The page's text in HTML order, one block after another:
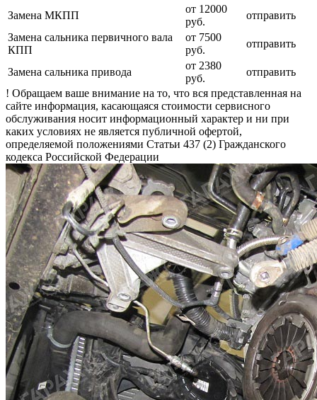
Замена МКПП
от 12000
руб.
отправить
Замена сальника первичного вала
КПП
от 7500
руб.
отправить
Замена сальника привода
от 2380
руб.
отправить
! Обращаем ваше внимание на то, что вся представленная на
сайте информация, касающаяся стоимости сервисного
обслуживания носит информационный характер и ни при
каких условиях не является публичной офертой,
определяемой положениями Статьи 437 (2) Гражданского
кодекса Российской Федерации